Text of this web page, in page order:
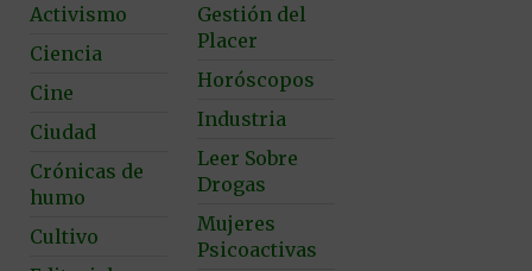
Activismo
Ciencia
Cine
Ciudad
Crónicas de
humo
Cultivo
Gestión del
Placer
Horóscopos
Industria
Leer Sobre
Drogas
Mujeres
Psicoactivas